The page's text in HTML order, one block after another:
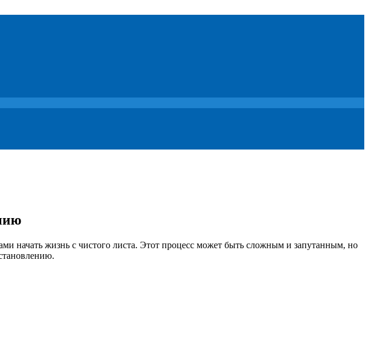
начать жизнь с чистого листа. Этот процесс может быть сложным и запутанным, но